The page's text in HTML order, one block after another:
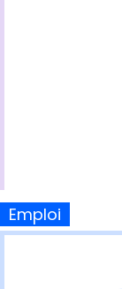
Emploi